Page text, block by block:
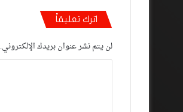
اترك تعليقاً
لن يتم نشر عنوان بريدك الإلكتروني.